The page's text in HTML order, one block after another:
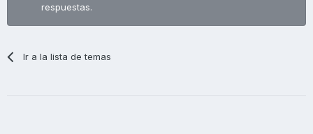
respuestas.
Ir a la lista de temas